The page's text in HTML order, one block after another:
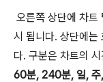
오른쪽 상단에 차트
시 됩니다. 상단에는
다. 구분은 차트의
60분, 240분, 일, 주